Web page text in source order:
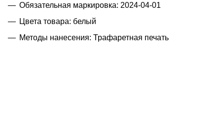
Обязательная маркировка: 2024-04-01
Цвета товара: белый
Методы нанесения: Трафаретная печать